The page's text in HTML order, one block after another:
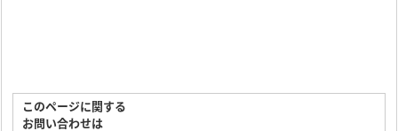
このページに関する
お問い合わせは